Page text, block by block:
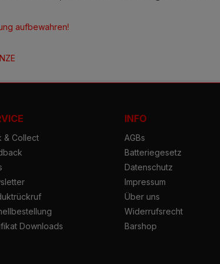
aufbewahren!
& Collect
Downloads
INFO
AGBs
Batteriegesetz
Datenschutz
Impressum
Über uns
Widerrufsrecht
Barshop